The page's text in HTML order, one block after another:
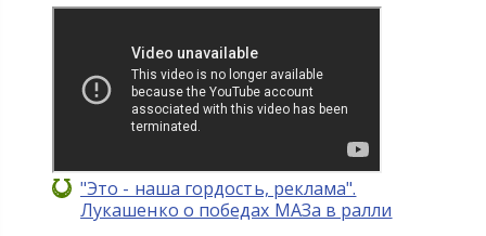
"Это - наша гордость, реклама".
Лукашенко о победах МАЗа в ралли